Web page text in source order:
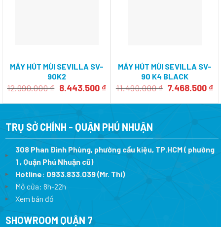
MÁY HÚT MÙI SEVILLA SV-
90K2
12.990.000₫ Giá
là:
8.443.500 ₫Giá
tại
8.443.500 ₫.
MÁY HÚT MÙI SEVILLA SV-
90 K4 BLACK
11.490.000₫ Giá
là:
7.468.500 ₫
TRỤ SỞ CHÍNH - QUẬN PHÚ NHUẬN
308 Phan Đình Phùng, phường cầu kiệu, TP.HCM ( phường
1 , Quận Phú Nhuận cũ)
Hotline: 0933.833.039(Mr. Thi)
Mở cửa: 8h-22h
Xem bản đồ
SHOWROOM QUẬN 7